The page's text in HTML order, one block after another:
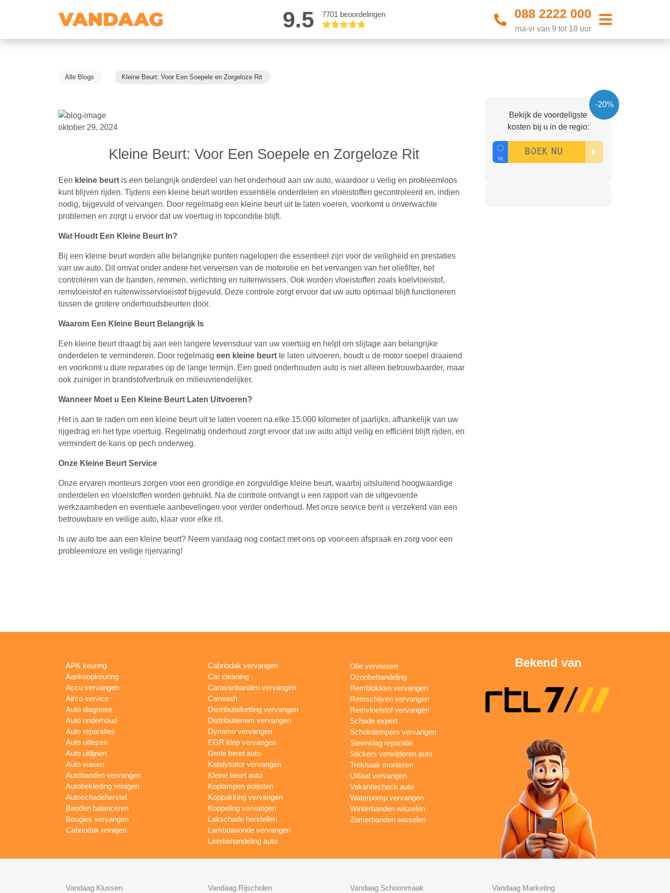
9.5 7701 beoordelingen 088 2222 000
ma-vr van 9 tot 18 uur
Alle Blogs Kleine Beurt: Voor Een Soepele en Zorgeloze Rit
oktober 29, 2024
Kleine Beurt: Voor Een Soepele en Zorgeloze Rit
Een kleine beurt is een belangrijk onderdeel van het onderhoud aan uw auto, waardoor u veilig en probleemloos
kunt blijven rijden. Tijdens een kleine beurt worden essentiële onderdelen en vloeistoffen gecontroleerd en, indien
nodig, bijgevuld of vervangen. Door regelmatig een kleine beurt uit te laten voeren, voorkomt u onverwachte
problemen en zorgt u ervoor dat uw voertuig in topconditie blijft.
Wat Houdt Een Kleine Beurt In?
Bij een kleine beurt worden alle belangrijke punten nagelopen die essentieel zijn voor de veiligheid en prestaties
van uw auto. Dit omvat onder andere het verversen van de motorolie en het vervangen van het oliefilter, het
controleren van de banden, remmen, verlichting en ruitenwissers. Ook worden vloeistoffen zoals koelvloeistof,
remvloeistof en ruitenwisservloeistof bijgevuld. Deze controle zorgt ervoor dat uw auto optimaal blijft functioneren
tussen de grotere onderhoudsbeurten door.
Waarom Een Kleine Beurt Belangrijk Is
Een kleine beurt draagt bij aan een langere levensduur van uw voertuig en helpt om slijtage aan belangrijke
onderdelen te verminderen. Door regelmatig een kleine beurt te laten uitvoeren, houdt u de motor soepel draaiend
en voorkomt u dure reparaties op de lange termijn. Een goed onderhouden auto is niet alleen betrouwbaarder, maar
ook zuiniger in brandstofverbruik en milieuvriendelijker.
Wanneer Moet u Een Kleine Beurt Laten Uitvoeren?
Het is aan te raden om een kleine beurt uit te laten voeren na elke 15.000 kilometer of jaarlijks, afhankelijk van uw
rijgedrag en het type voertuig. Regelmatig onderhoud zorgt ervoor dat uw auto altijd veilig en efficiënt blijft rijden, en
vermindert de kans op pech onderweg.
Onze Kleine Beurt Service
Onze ervaren monteurs zorgen voor een grondige en zorgvuldige kleine beurt, waarbij uitsluitend hoogwaardige
onderdelen en vloeistoffen worden gebruikt. Na de controle ontvangt u een rapport van de uitgevoerde
werkzaamheden en eventuele aanbevelingen voor verder onderhoud. Met onze service bent u verzekerd van een
betrouwbare en veilige auto, klaar voor elke rit.
Is uw auto toe aan een kleine beurt? Neem vandaag nog contact met ons op voor een afspraak en zorg voor een
probleemloze en veilige rijervaring!
-20%
Bekijk de voordeligste
kosten bij u in de regio:
APK keuring
Aankoopkeuring
Accu vervangen
Airco service
Auto diagnose
Auto onderhoud
Auto reparaties
Auto uitlezen
Auto uitlijnen
Auto waxen
Autobanden vervangen
Autobekleding reinigen
Autoschadeherstel
Banden balanceren
Bougies vervangen
Cabriodak reinigen
Cabriodak vervangen
Car cleaning
Caravanbanden vervangen
Carwash
Distributieketting vervangen
Distributieriem vervangen
Dynamo vervangen
EGR klep vervangen
Grote beurt auto
Katalysator vervangen
Kleine beurt auto
Koplampen polijsten
Koppakking vervangen
Koppeling vervangen
Lakschade herstellen
Lambdasonde vervangen
Leerbehandeling auto
Olie verversen
Ozonbehandeling
Remblokken vervangen
Remschijven vervangen
Remvloeistof vervangen
Schade expert
Schokdempers vervangen
Steenslag reparatie
Stickers verwijderen auto
Trekhaak monteren
Uitlaat vervangen
Vakantiecheck auto
Waterpomp vervangen
Winterbanden wisselen
Zomerbanden wisselen
Bekend van
Vandaag Klussen Vandaag Rijscholen Vandaag Schoonmaak Vandaag Marketing